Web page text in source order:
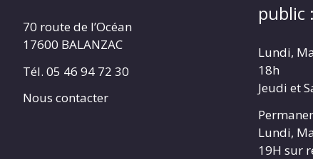
70 route de l’Océan
17600 BALANZAC
Tél. 05 46 94 72 30
Nous contacter
public :
Lundi,
18h
Jeudi et
Lundi,
19H sur